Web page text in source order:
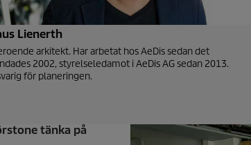
Lienerth
arkitekt. Har arbetat hos AeDis sedan det
2002, styrelseledamot i AeDis AG sedan 2013.
för planeringen.
tänka på